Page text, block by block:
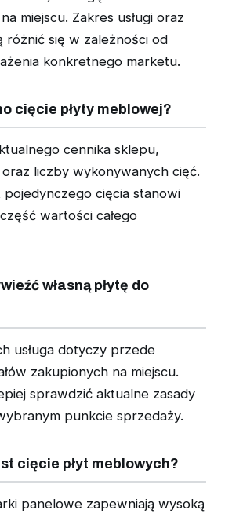
miejscu. Zakres usługi oraz
różnić się w zależności od
konkretnego marketu.
cięcie płyty meblowej?
cennika sklepu,
oraz liczby wykonywanych cięć.
cięcia stanowi
wartości całego
własną płytę do
usługa dotyczy przede
zakupionych na miejscu.
sprawdzić aktualne zasady
punkcie sprzedaży.
cięcie płyt meblowych?
panelowe zapewniają wysoką